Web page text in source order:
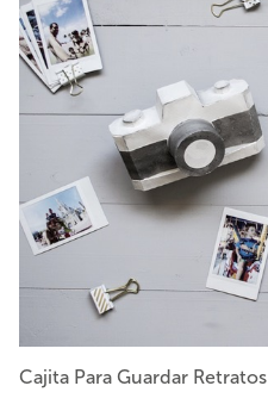
Cajita Para Guardar Retratos